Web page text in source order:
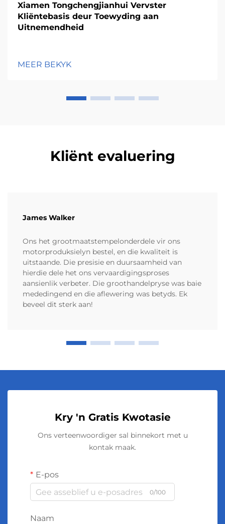
Xiamen Tongchengjianhui Vervster
Kliëntebasis deur Toewyding aan
Uitnemendheid
MEER BEKYK
Kliënt evaluering
James Walker
Ons het grootmaatstempelonderdele vir ons
motorproduksielyn bestel, en die kwaliteit is
uitstaande. Die presisie en duursaamheid van
hierdie dele het ons vervaardigingsproses
aansienlik verbeter. Die groothandelpryse was baie
mededingend en die aflewering was betyds. Ek
beveel dit sterk aan!
Kry 'n Gratis Kwotasie
Ons verteenwoordiger sal binnekort met u
kontak maak.
E-pos
0/100
Naam